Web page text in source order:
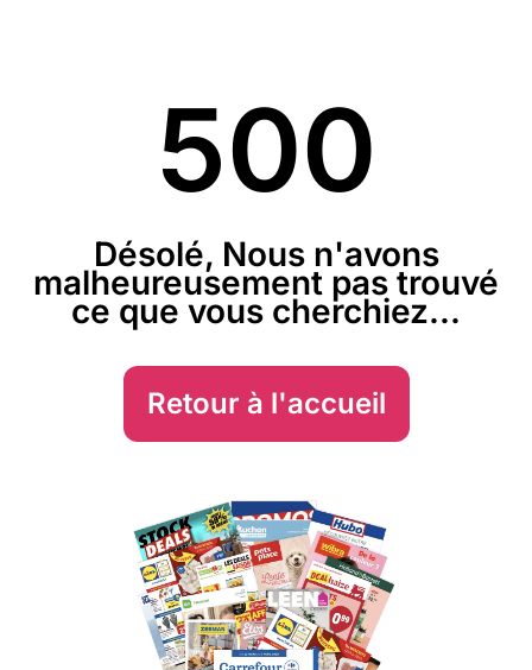
500
Désolé, Nous n'avons
malheureusement pas trouvé
ce que vous cherchiez...
Retour à l'accueil